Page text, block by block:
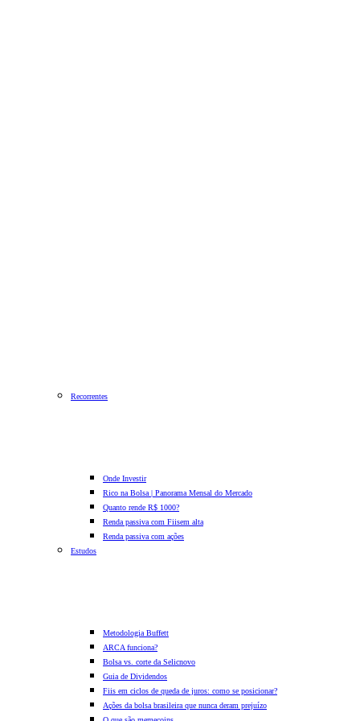
Recorrentes
Onde Investir
Rico na Bolsa | Panorama Mensal do Mercado
Quanto rende R$ 1000?
Renda passiva com Fiisem alta
Renda passiva com ações
Estudos
Metodologia Buffett
ARCA funciona?
Bolsa vs. corte da Selicnovo
Guia de Dividendos
Fiis em ciclos de queda de juros: como se posicionar?
Ações da bolsa brasileira que nunca deram prejuízo